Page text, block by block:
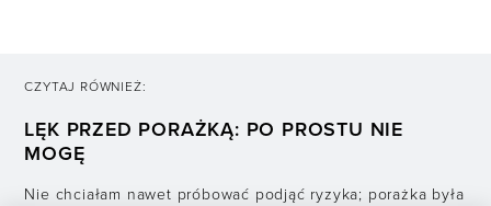
CZYTAJ RÓWNIEŻ:
LĘK PRZED PORAŻKĄ: PO PROSTU NIE
MOGĘ
Nie chciałam nawet próbować podjąć ryzyka; porażka była